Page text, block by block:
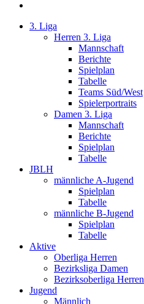
3. Liga
Herren 3. Liga
Mannschaft
Berichte
Spielplan
Tabelle
Teams Süd/West
Spielerportraits
Damen 3. Liga
Mannschaft
Berichte
Spielplan
Tabelle
JBLH
männliche A-Jugend
Spielplan
Tabelle
männliche B-Jugend
Spielplan
Tabelle
Aktive
Oberliga Herren
Bezirksliga Damen
Bezirksoberliga Herren
Jugend
Männlich